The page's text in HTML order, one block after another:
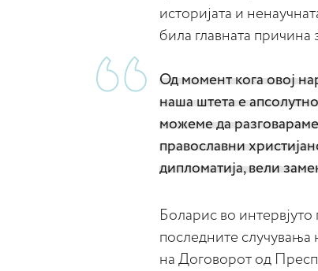
историјата и
била главната причина
Од момент кога овој
наша штета е
можеме да
православни
дипломатија, вели
Боларис во
последните случувања
на Договорот од